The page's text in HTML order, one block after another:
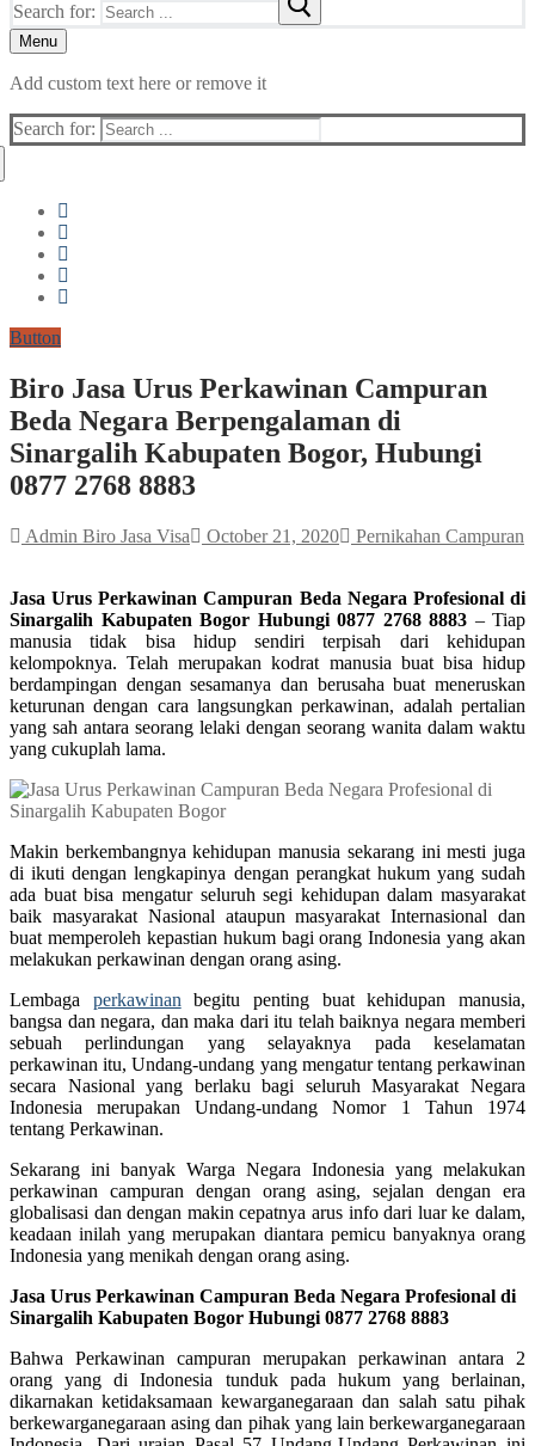
Search for:
Menu
Add custom text here or remove it
Search for:
Button
Biro Jasa Urus Perkawinan Campuran
Beda Negara Berpengalaman di
Sinargalih Kabupaten Bogor, Hubungi
0877 2768 8883
Admin Biro Jasa Visa October 21, 2020 Pernikahan Campuran
Jasa Urus Perkawinan Campuran Beda Negara Profesional di
Sinargalih Kabupaten Bogor Hubungi 0877 2768 8883 – Tiap
manusia tidak bisa hidup sendiri terpisah dari kehidupan
kelompoknya. Telah merupakan kodrat manusia buat bisa hidup
berdampingan dengan sesamanya dan berusaha buat meneruskan
keturunan dengan cara langsungkan perkawinan, adalah pertalian
yang sah antara seorang lelaki dengan seorang wanita dalam waktu
yang cukuplah lama.
Makin berkembangnya kehidupan manusia sekarang ini mesti juga
di ikuti dengan lengkapinya dengan perangkat hukum yang sudah
ada buat bisa mengatur seluruh segi kehidupan dalam masyarakat
baik masyarakat Nasional ataupun masyarakat Internasional dan
buat memperoleh kepastian hukum bagi orang Indonesia yang akan
melakukan perkawinan dengan orang asing.
Lembaga perkawinan begitu penting buat kehidupan manusia,
bangsa dan negara, dan maka dari itu telah baiknya negara memberi
sebuah perlindungan yang selayaknya pada keselamatan
perkawinan itu, Undang-undang yang mengatur tentang perkawinan
secara Nasional yang berlaku bagi seluruh Masyarakat Negara
Indonesia merupakan Undang-undang Nomor 1 Tahun 1974
tentang Perkawinan.
Sekarang ini banyak Warga Negara Indonesia yang melakukan
perkawinan campuran dengan orang asing, sejalan dengan era
globalisasi dan dengan makin cepatnya arus info dari luar ke dalam,
keadaan inilah yang merupakan diantara pemicu banyaknya orang
Indonesia yang menikah dengan orang asing.
Jasa Urus Perkawinan Campuran Beda Negara Profesional di
Sinargalih Kabupaten Bogor Hubungi 0877 2768 8883
Bahwa Perkawinan campuran merupakan perkawinan antara 2
orang yang di Indonesia tunduk pada hukum yang berlainan,
dikarnakan ketidaksamaan kewarganegaraan dan salah satu pihak
berkewarganegaraan asing dan pihak yang lain berkewarganegaraan